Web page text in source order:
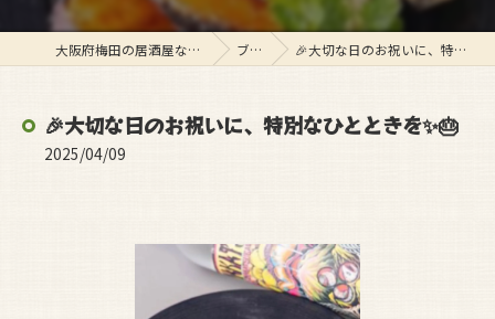
大阪府梅田の居酒屋ならスタンド ぱと ブログ 🎉大切な日のお祝いに、特別なひとときを✨🎂
🎉大切な日のお祝いに、特別なひとときを✨🎂
2025/04/09